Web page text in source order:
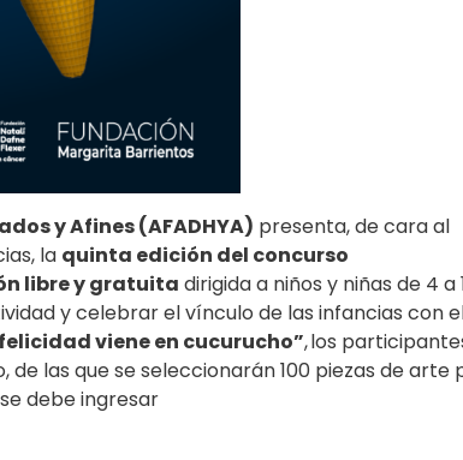
y Afines (AFADHYA) presenta, de cara al
la quinta edición del concurso
libre y gratuita dirigida a niños y niñas de 4 a
y celebrar el vínculo de las infancias con
viene en cucurucho”, los
de las que se seleccionarán 100 piezas de arte
debe ingresar